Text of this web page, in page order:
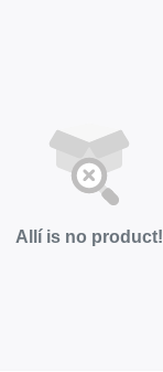
Allí is no product!